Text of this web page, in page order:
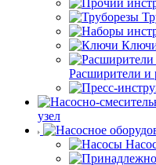
Расширители и
узел